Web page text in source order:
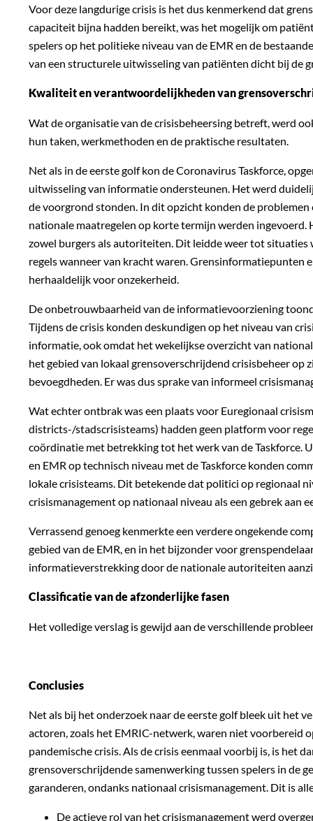
Voor deze langdurige crisis is het dus kenmerkend dat
capaciteit bijna hadden bereikt, was het mogelijk om
spelers op het politieke niveau van de EMR en de
van een structurele uitwisseling van patiënten dicht bij de
Kwaliteit en verantwoordelijkheden van
Wat de organisatie van de crisisbeheersing betreft, werd
hun taken, werkmethoden en de praktische resultaten.
Net als in de eerste golf kon de Coronavirus Taskforce,
uitwisseling van informatie ondersteunen. Het werd
de voorgrond stonden. In dit opzicht konden de
nationale maatregelen op korte termijn werden
zowel burgers als autoriteiten. Dit leidde weer tot
regels wanneer van kracht waren. Grensinformatiepunten
herhaaldelijk voor onzekerheid.
De onbetrouwbaarheid van de informatievoorziening
Tijdens de crisis konden deskundigen op het niveau van
informatie, ook omdat het wekelijkse overzicht van
het gebied van lokaal grensoverschrijdend crisisbeheer
bevoegdheden. Er was dus sprake van informeel
Wat echter ontbrak was een plaats voor Euregionaal
districts-/stadscrisisteams) hadden geen platform voor
coördinatie met betrekking tot het werk van de Taskforce.
en EMR op technisch niveau met de Taskforce konden
lokale crisisteams. Dit betekende dat politici op regionaal
crisismanagement op nationaal niveau als een gebrek aan
Verrassend genoeg kenmerkte een verdere ongekende
gebied van de EMR, en in het bijzonder voor
informatieverstrekking door de nationale autoriteiten
Classificatie van de afzonderlijke fasen
Het volledige verslag is gewijd aan de verschillende
Conclusies
Net als bij het onderzoek naar de eerste golf bleek uit het
actoren, zoals het EMRIC-netwerk, waren niet voorbereid
pandemische crisis. Als de crisis eenmaal voorbij is, is het
grensoverschrijdende samenwerking tussen spelers in de
garanderen, ondanks nationaal crisismanagement. Dit is
De actieve rol van het crisismanagement werd